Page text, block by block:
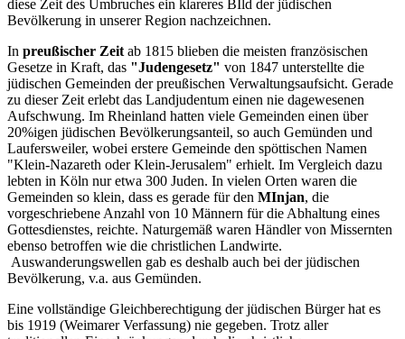
diese Zeit des Umbruches ein klareres BIld der jüdischen
Bevölkerung in unserer Region nachzeichnen.
In preußischer Zeit ab 1815 blieben die meisten französischen
Gesetze in Kraft, das "Judengesetz" von 1847 unterstellte die
jüdischen Gemeinden der preußischen Verwaltungsaufsicht. Gerade
zu dieser Zeit erlebt das Landjudentum einen nie dagewesenen
Aufschwung. Im Rheinland hatten viele Gemeinden einen über
20%igen jüdischen Bevölkerungsanteil, so auch Gemünden und
Laufersweiler, wobei erstere Gemeinde den spöttischen Namen
"Klein-Nazareth oder Klein-Jerusalem" erhielt. Im Vergleich dazu
lebten in Köln nur etwa 300 Juden. In vielen Orten waren die
Gemeinden so klein, dass es gerade für den MInjan, die
vorgeschriebene Anzahl von 10 Männern für die Abhaltung eines
Gottesdienstes, reichte. Naturgemäß waren Händler von Missernten
ebenso betroffen wie die christlichen Landwirte.
Auswanderungswellen gab es deshalb auch bei der jüdischen
Bevölkerung, v.a. aus Gemünden.
Eine vollständige Gleichberechtigung der jüdischen Bürger hat es
bis 1919 (Weimarer Verfassung) nie gegeben. Trotz aller